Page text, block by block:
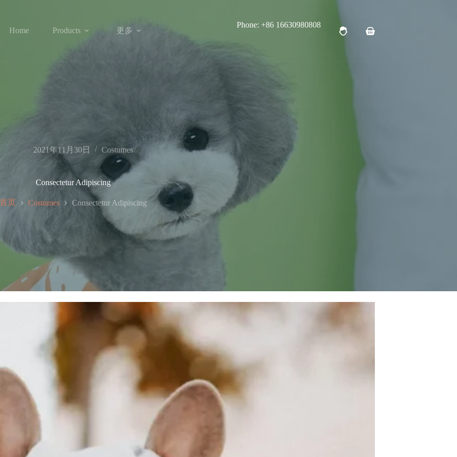
Home Products 更多
Phone: +86 16630980808
购
2021年11月30日 Costumes
Consectetur Adipiscing
页 Costumes Consectetur Adipiscing